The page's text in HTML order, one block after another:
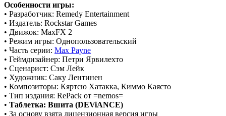
Особенности игры:
• Разработчик: Remedy Entertainment
• Издатель: Rockstar Games
• Движок: MaxFX 2
• Режим игры: Однопользовательский
• Часть серии: Max Payne
• Геймдизайнер: Петри Ярвилехто
• Сценарист: Сэм Лейк
• Художник: Саку Лентинен
• Композиторы: Кяртсю Хатакка, Киммо Каясто
• Тип издания: RePack от =nemos=
• Таблетка: Вшита (DEViANCE)
• За основу взята лицензионная версия игры